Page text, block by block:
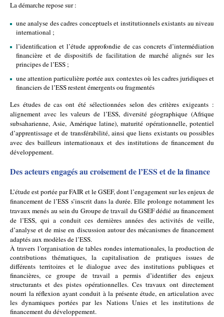
La démarche repose sur :
une analyse des cadres conceptuels et institutionnels existants au niveau
international ;
l’identification et l’étude approfondie de cas concrets d’intermédiation
financière et de dispositifs de facilitation de marché alignés sur les
principes de l’ESS ;
une attention particulière portée aux contextes où les cadres juridiques et
financiers de l’ESS restent émergents ou fragmentés
Les études de cas ont été sélectionnées selon des critères exigeants :
alignement avec les valeurs de l’ESS, diversité géographique (Afrique
subsaharienne, Asie, Amérique latine), maturité opérationnelle, potentiel
d’apprentissage et de transférabilité, ainsi que liens existants ou possibles
avec des bailleurs internationaux et des institutions de financement du
développement.
Des acteurs engagés au croisement de l’ESS et de la finance
L’étude est portée par FAIR et le GSEF, dont l’engagement sur les enjeux de
financement de l’ESS s’inscrit dans la durée. Elle prolonge notamment les
travaux menés au sein du Groupe de travail du GSEF dédié au financement
de l’ESS, qui a conduit ces dernières années des activités de veille,
d’analyse et de mise en discussion autour des mécanismes de financement
adaptés aux modèles de l’ESS.
À travers l’organisation de tables rondes internationales, la production de
contributions thématiques, la capitalisation de pratiques issues de
différents territoires et le dialogue avec des institutions publiques et
financières, ce groupe de travail a permis d’identifier des enjeux
structurants et des pistes opérationnelles. Ces travaux ont directement
nourri la réflexion ayant conduit à la présente étude, en articulation avec
les dynamiques portées par les Nations Unies et les institutions de
financement du développement.